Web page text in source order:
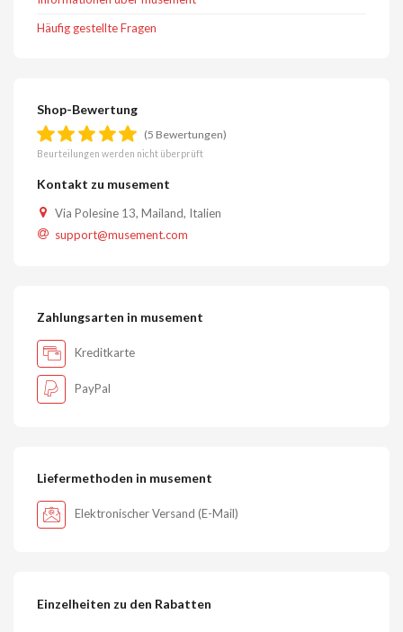
Häufig gestellte Fragen
Shop-Bewertung
(5 Bewertungen)
Beurteilungen werden nicht überprüft
Kontakt zu musement
Via Polesine 13, Mailand, Italien
support@musement.com
Zahlungsarten in musement
Kreditkarte
PayPal
Liefermethoden in musement
Elektronischer Versand (E-Mail)
Einzelheiten zu den Rabatten